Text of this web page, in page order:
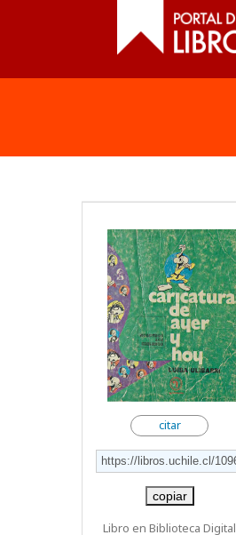
citar
copiar
Libro en Biblioteca Digital